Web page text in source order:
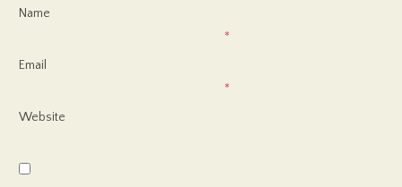
Name
*
Email
*
Website